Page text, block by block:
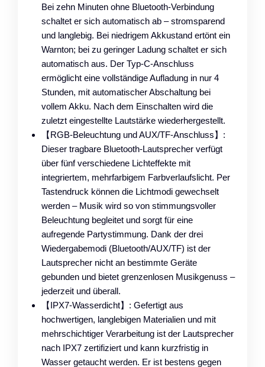
Bei zehn Minuten ohne Bluetooth-Verbindung
schaltet er sich automatisch ab – stromsparend
und langlebig. Bei niedrigem Akkustand ertönt ein
Warnton; bei zu geringer Ladung schaltet er sich
automatisch aus. Der Typ-C-Anschluss
ermöglicht eine vollständige Aufladung in nur 4
Stunden, mit automatischer Abschaltung bei
vollem Akku. Nach dem Einschalten wird die
zuletzt eingestellte Lautstärke wiederhergestellt.
【RGB-Beleuchtung und AUX/TF-Anschluss】:
Dieser tragbare Bluetooth-Lautsprecher verfügt
über fünf verschiedene Lichteffekte mit
integriertem, mehrfarbigem Farbverlaufslicht. Per
Tastendruck können die Lichtmodi gewechselt
werden – Musik wird so von stimmungsvoller
Beleuchtung begleitet und sorgt für eine
aufregende Partystimmung. Dank der drei
Wiedergabemodi (Bluetooth/AUX/TF) ist der
Lautsprecher nicht an bestimmte Geräte
gebunden und bietet grenzenlosen Musikgenuss –
jederzeit und überall.
【IPX7-Wasserdicht】: Gefertigt aus
hochwertigen, langlebigen Materialien und mit
mehrschichtiger Verarbeitung ist der Lautsprecher
nach IPX7 zertifiziert und kann kurzfristig in
Wasser getaucht werden. Er ist bestens gegen